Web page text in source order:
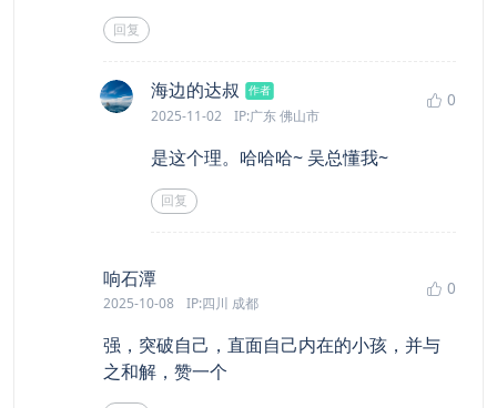
回复
0
海边的达叔says:
作者
2025-11-02 IP:广东 佛山市
是这个理。哈哈哈~ 吴总懂我~
回复
0
响石潭says:
2025-10-08 IP:四川 成都
强，突破自己，直面自己内在的小孩，并与
之和解，赞一个